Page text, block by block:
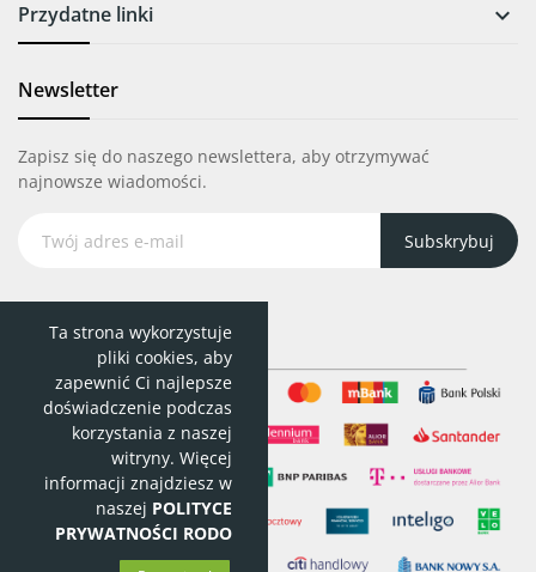
Przydatne linki 
Newsletter
Zapisz się do naszego newslettera, aby otrzymywać
najnowsze wiadomości.
Subskrybuj
Ta strona wykorzystuje
pliki cookies, aby
zapewnić Ci najlepsze
doświadczenie podczas
korzystania z naszej
witryny. Więcej
informacji znajdziesz w
naszej POLITYCE
PRYWATNOŚCI RODO